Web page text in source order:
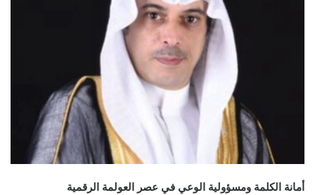
أمانة الكلمة ومسؤولية الوعي في عصر العولمة الرقمية